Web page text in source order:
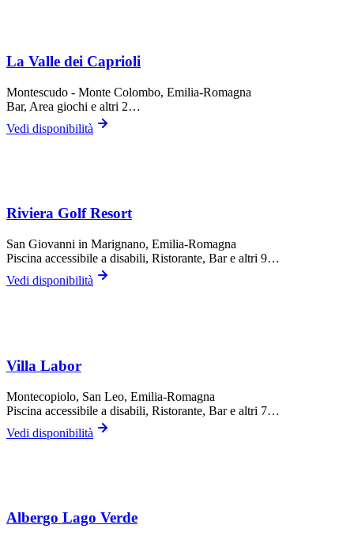
La Valle dei Caprioli
Montescudo - Monte Colombo, Emilia-Romagna
Bar, Area giochi e altri 2…
Vedi disponibilità
Riviera Golf Resort
San Giovanni in Marignano, Emilia-Romagna
Piscina accessibile a disabili, Ristorante, Bare altri 9…
Vedi disponibilità
Villa Labor
Montecopiolo, San Leo, Emilia-Romagna
Piscina accessibile a disabili, Ristorante, Bare altri 7…
Vedi disponibilità
Albergo Lago Verde